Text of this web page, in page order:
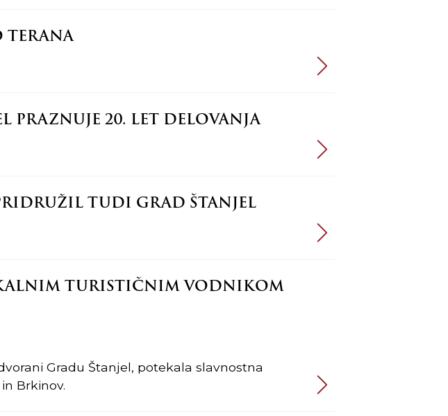
TERANA
PRAZNUJE 20. LET DELOVANJA
TUDI GRAD ŠTANJEL
TURISTIČNIM VODNIKOM
Gradu Štanjel, potekala slavnostna
Brkinov.